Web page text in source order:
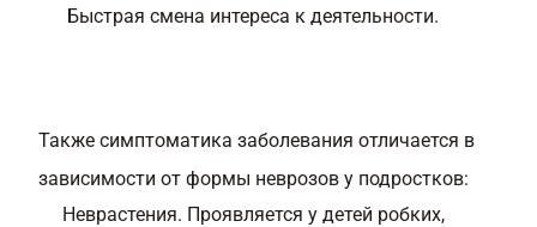
Быстрая смена интереса к деятельности.
Также симптоматика заболевания отличается в
зависимости от формы неврозов у подростков:
Неврастения. Проявляется у детей робких,